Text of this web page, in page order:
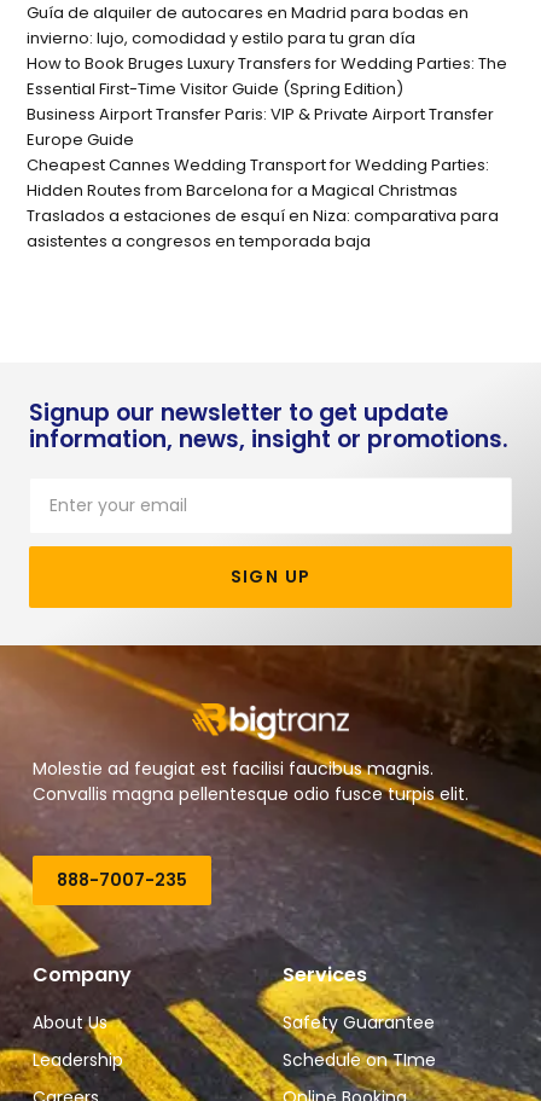
Guía de alquiler de autocares en Madrid para bodas en
invierno: lujo, comodidad y estilo para tu gran día
How to Book Bruges Luxury Transfers for Wedding Parties: The
Essential First-Time Visitor Guide (Spring Edition)
Business Airport Transfer Paris: VIP & Private Airport Transfer
Europe Guide
Cheapest Cannes Wedding Transport for Wedding Parties:
Hidden Routes from Barcelona for a Magical Christmas
Traslados a estaciones de esquí en Niza: comparativa para
asistentes a congresos en temporada baja
Signup our newsletter to get update
information, news, insight or promotions.
SIGN UP
Molestie ad feugiat est facilisi faucibus magnis.
Convallis magna pellentesque odio fusce turpis elit.
888-7007-235
Company
About Us
Leadership
Services
Safety Guarantee
Schedule on TIme